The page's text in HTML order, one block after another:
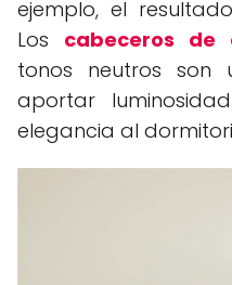
ejemplo, el
Los cabeceros de
tonos neutros son
aportar
elegancia al